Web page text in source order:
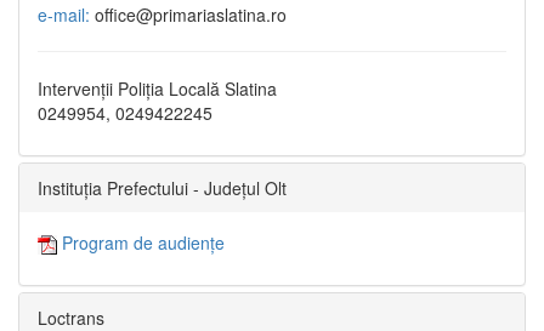
e-mail: office@primariaslatina.ro
Intervenții Poliția Locală Slatina
0249954, 0249422245
Instituția Prefectului - Județul Olt
Program de audiențe
Loctrans